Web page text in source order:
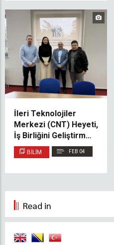
İleri Teknolojiler
Merkezi (CNT) Heyeti,
İş Birliğini Geliştirmek
Üzere IUS’u Ziyaret
Etti
BILIM FEB 04
Read in